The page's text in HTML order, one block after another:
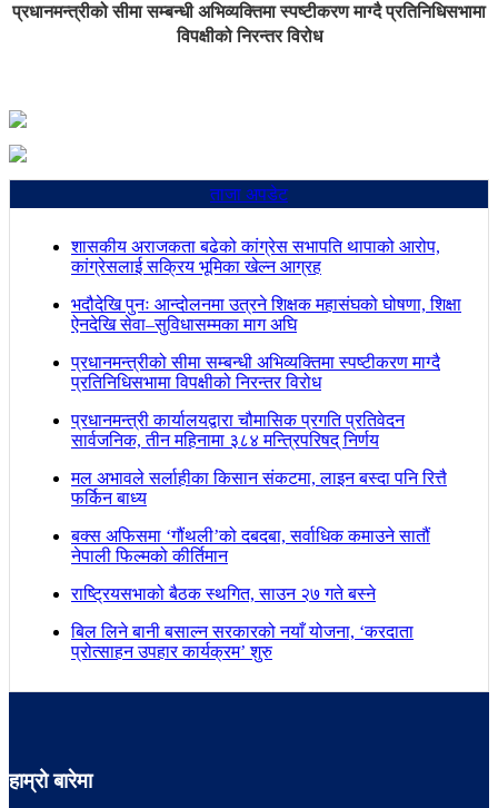
प्रधानमन्त्रीको सीमा सम्बन्धी अभिव्यक्तिमा स्पष्टीकरण माग्दै प्रतिनिधिसभामा
विपक्षीको निरन्तर विरोध
ताजा अपडेट
शासकीय अराजकता बढेको कांग्रेस सभापति थापाको आरोप,
कांग्रेसलाई सक्रिय भूमिका खेल्न आग्रह
भदौदेखि पुनः आन्दोलनमा उत्रने शिक्षक महासंघको घोषणा, शिक्षा
ऐनदेखि सेवा–सुविधासम्मका माग अघि
प्रधानमन्त्रीको सीमा सम्बन्धी अभिव्यक्तिमा स्पष्टीकरण माग्दै
प्रतिनिधिसभामा विपक्षीको निरन्तर विरोध
प्रधानमन्त्री कार्यालयद्वारा चौमासिक प्रगति प्रतिवेदन
सार्वजनिक, तीन महिनामा ३८४ मन्त्रिपरिषद् निर्णय
मल अभावले सर्लाहीका किसान संकटमा, लाइन बस्दा पनि रित्तै
फर्किन बाध्य
बक्स अफिसमा ‘गौंथली’को दबदबा, सर्वाधिक कमाउने सातौं
नेपाली फिल्मको कीर्तिमान
राष्ट्रियसभाको बैठक स्थगित, साउन २७ गते बस्ने
बिल लिने बानी बसाल्न सरकारको नयाँ योजना, ‘करदाता
प्रोत्साहन उपहार कार्यक्रम’ शुरु
हाम्रो बारेमा